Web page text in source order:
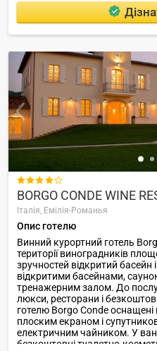

BORGO CONDE WINE
Італія, Емілія-Романья
Опис готелю
Винний курортний готель
території виноградників
зручностей відкритий басейн
відкритими басейнами,
тренажерним залом. До
люкси, ресторани і
готелю Borgo Conde оснащені
плоским екраном і
електричним чайником. У
безкоштовні туалетно-